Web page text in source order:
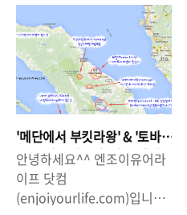
엉킨 아마존 열대 우림을 생
각하곤 한다. 그리고 많은 사
람들이 '아마존 여행'은 '아마
존 열대 우림, 밀림 속으로 들
어가는 여행'이라고 생각하기
도 한다. 하지만, 나는 '밀림
속으로' 들어가는 것이 아닌,
'아마존 강 물줄기'를 따라 가
는 여행길을 선택했다. 거대
하다기보다는 '장대하다'라는
말이 어우릴 법한 '아마존
'메단에서 부킷라왕' & '토바
호수/사모시르섬' 가는 방법
- 인도네시아 여행
안녕하세요^^ 엔조이유어라
이프 닷컴
(enjoiyourlife.com)입니다.